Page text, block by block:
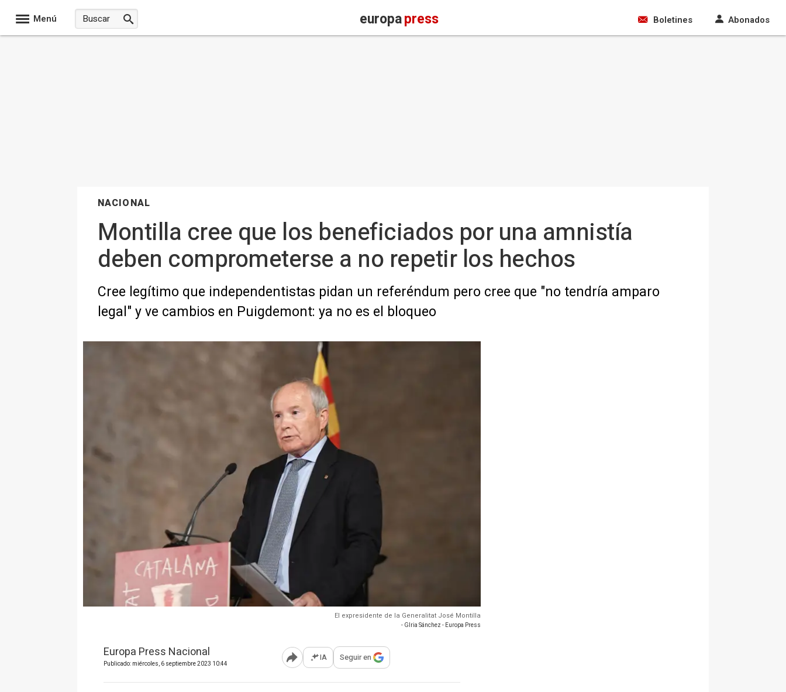
Menú europapress Boletines Abonados
NACIONAL
Montilla cree que los beneficiados por una amnistía
deben comprometerse a no repetir los hechos
Cree legítimo que independentistas pidan un referéndum pero cree que "no tendría amparo
legal" y ve cambios en Puigdemont: ya no es el bloqueo
El expresidente de la Generalitat José Montilla
- Glria Sánchez - Europa Press
Europa Press Nacional
Publicado: miércoles, 6 septiembre 2023 10:44 Abrir opciones para compartir
IA Seguir en